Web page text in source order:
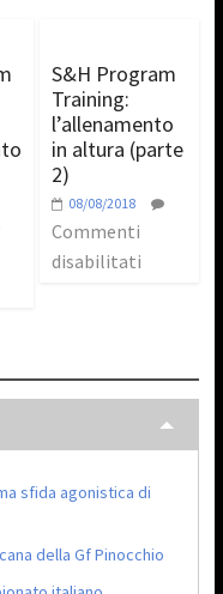
S&H Program
Training:
l’allenamento
in altura (parte
2)
08/08/2018
Commenti
disabilitati
sfida agonistica di
della Gf Pinocchio